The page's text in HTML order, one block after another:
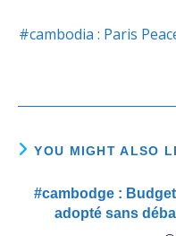
more
#cambodia : Paris
YOU MIGHT ALSO
#cambodge :
adopté sans